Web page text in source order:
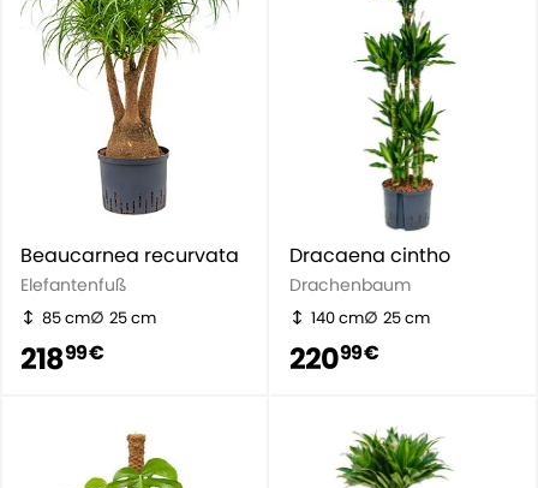
Beaucarnea recurvata
Elefantenfuß
85 cm 25 cm
21899 €
Dracaena cintho
Drachenbaum
140 cm 25 cm
22099 €